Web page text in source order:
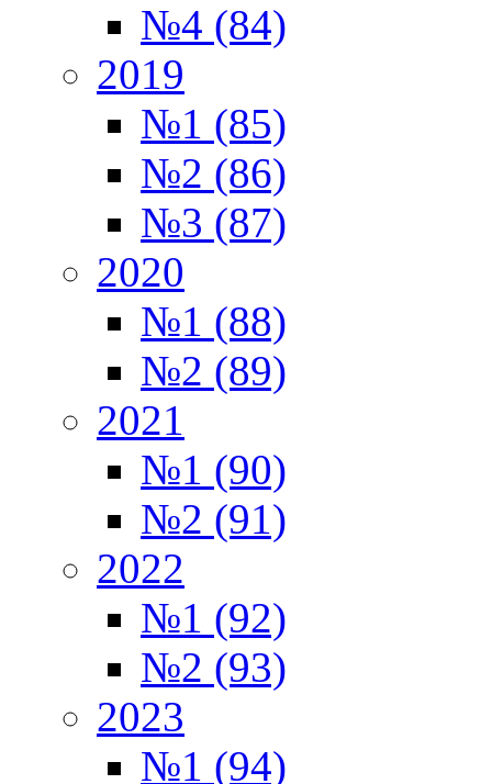
№4 (84)
2019
№1 (85)
№2 (86)
№3 (87)
2020
№1 (88)
№2 (89)
2021
№1 (90)
№2 (91)
2022
№1 (92)
№2 (93)
2023
№1 (94)